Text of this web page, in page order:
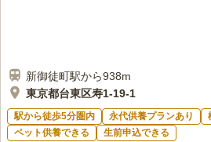
新御徒町駅から938m
東京都台東区寿1-19-1
駅から徒歩5分圏内 永代供養プランあり
ペット供養できる
生前申込できる